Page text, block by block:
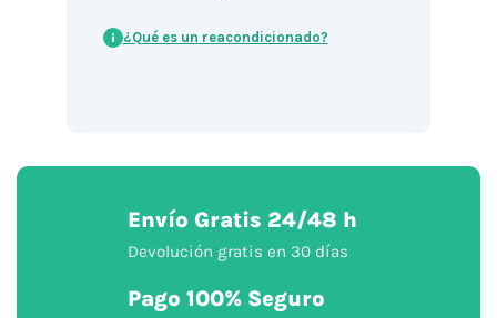
i ¿Qué es un reacondicionado?
Envío Gratis 24/48 h
Devolución gratis en 30 días
Pago 100% Seguro